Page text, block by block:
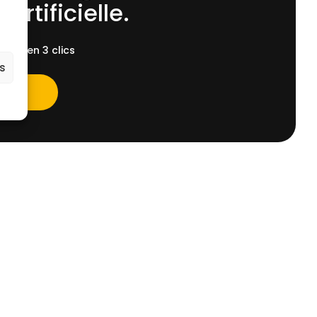
Artificielle.
en 3 clics